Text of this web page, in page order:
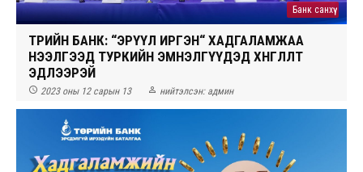
Банк санхүү
ТӨРИЙН БАНК: “ЭРҮҮЛ ИРГЭН“ ХАДГАЛАМЖАА
НЭЭЛГЭЭД ТУРКИЙН ЭМНЭЛГҮҮДЭД ХӨНГӨЛӨЛТ
ЭДЛЭЭРЭЙ
 2023 оны 12 сарын 13  нийтэлсэн: админ